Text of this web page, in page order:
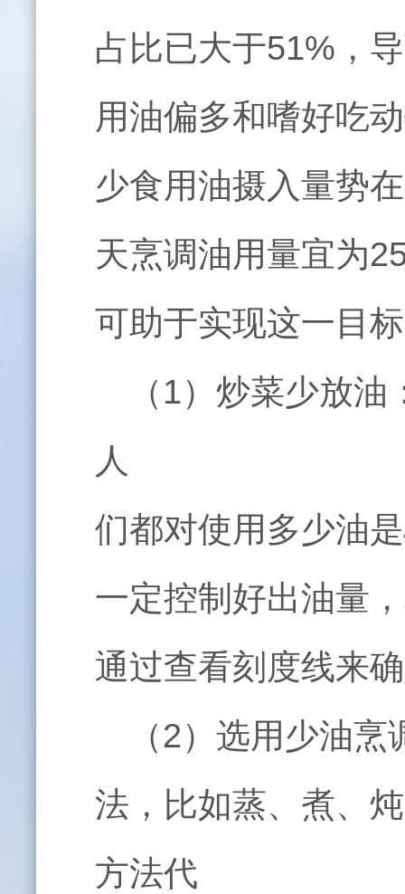
占比已大于51% ，
用油偏多和嗜好吃
少食用油摄入量势
天烹调油用量宜为
可助于实现这一目
（ 1）炒菜少放油
人
们都对使用多少油
一定控制好出油量
通过查看刻度线来
（2）选用少油烹
法，比如蒸、煮、
方法代